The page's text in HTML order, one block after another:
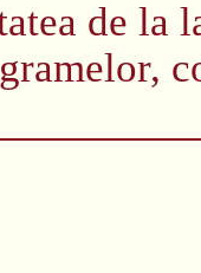
de la